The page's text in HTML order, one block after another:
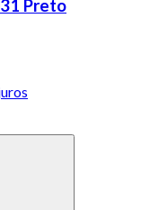
Preto